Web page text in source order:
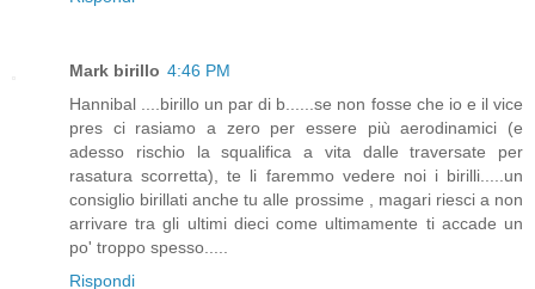
Mark birillo 4:46 PM
Hannibal ....birillo un par di b......se non fosse che io e il vice
pres ci rasiamo a zero per essere più aerodinamici (e
adesso rischio la squalifica a vita dalle traversate per
rasatura scorretta), te li faremmo vedere noi i birilli.....un
consiglio birillati anche tu alle prossime , magari riesci a non
arrivare tra gli ultimi dieci come ultimamente ti accade un
po' troppo spesso.....
Rispondi